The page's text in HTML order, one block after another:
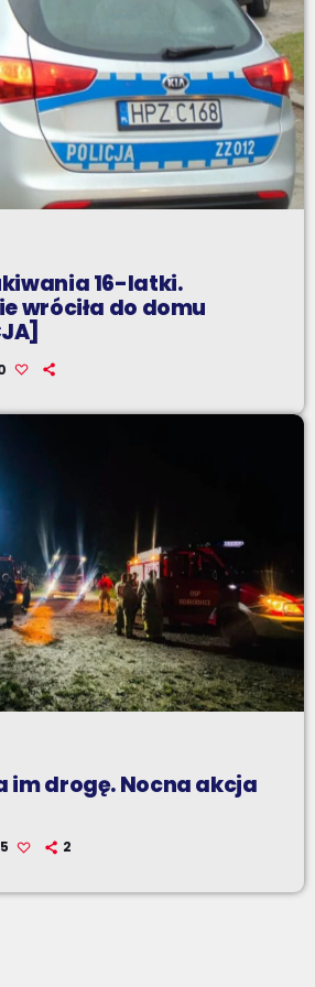
16-latki.
wróciła do domu
im drogę. Nocna akcja
2